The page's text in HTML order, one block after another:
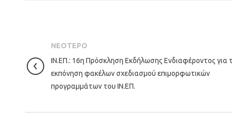
ΝΕΟΤΕΡΟ
ΙΝ.ΕΠ.: 16η Πρόσκληση Εκδήλωσης Ενδιαφέροντος για
εκπόνηση φακέλων σχεδιασμού επιμορφωτικών
προγραμμάτων του ΙΝ.ΕΠ.